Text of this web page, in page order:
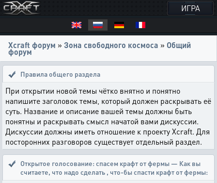
ИГРА
Xcraft форум » Зона свободного космоса » Общий
форум
Правила общего раздела
При открытии новой темы чётко внятно и понятно
напишите заголовок темы, который должен раскрывать её
суть. Название и описание вашей темы должны быть
понятны и раскрывать смысл начатой вами дискуссии.
Дискуссии должны иметь отношение к проекту Xcraft. Для
посторонних разговоров существует отдельный раздел.
Открытое голосование: спасем крафт от фермы — Как вы
считаете, что надо сделать , что-бы спасти крафт от фермы: